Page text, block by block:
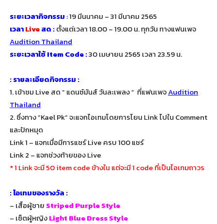
ระยะเวลากิจกรรม :19 มีนนาคม – 31 มีนาคม 2565
เวลาLiveสด :ตั้งแต่เวลา 18.00 – 19.00 น. ทุกวัน ทางแฟนเพจ
Audition Thailand
ระยะเวลาใช้ Item Code :30 เมษายน 2565 เวลา 23.59 น.
: รายละเอียดกิจกรรม :
1. เข้าชม Live สด ” แดนซ์มันส์ วันละเพลง ” ที่แฟนเพจAudition
Thailand
2. ซึ่งทาง ”Kael Pk” จะแจกไอเทมโดยการโยน Link ไปใน Comment
และปักหมุด
Link 1 – แจกเมื่อมีการแชร์ Live ครบ 100 แชร์
Link 2 – แจกช่วงท้ายของ Live
* 1 Link จะมี 50 item code ข้างใน แต่จะมี 1 code ที่เป็นไอเทมถาวร
: ไอเทมของรางวัล :
– เสื้อผู้ชาย Striped Purple Style
– เซ็ตผู้หญิงLight Blue Dress Style